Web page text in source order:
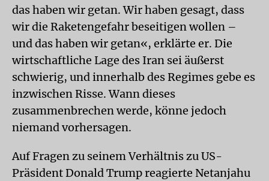
das haben wir getan. Wir haben gesagt, dass
wir die Raketengefahr beseitigen wollen –
und das haben wir getan«, erklärte er. Die
wirtschaftliche Lage des Iran sei äußerst
schwierig, und innerhalb des Regimes gebe es
inzwischen Risse. Wann dieses
zusammenbrechen werde, könne jedoch
niemand vorhersagen.
Auf Fragen zu seinem Verhältnis zu US-
Präsident Donald Trump reagierte Netanjahu